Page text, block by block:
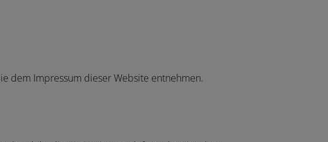
dem Impressum dieser Website entnehmen.